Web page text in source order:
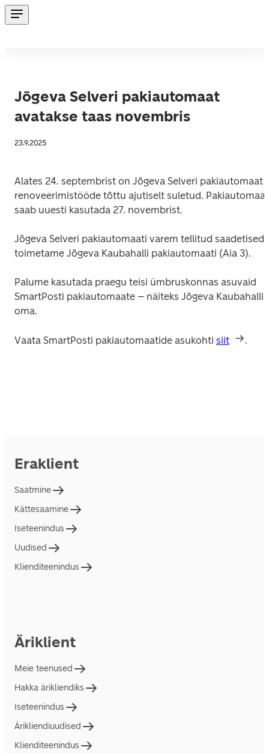
Jõgeva Selveri pakiautomaat
avatakse taas novembris
23.9.2025
Alates 24. septembrist on Jõgeva Selveri pakiautomaat
renoveerimistööde tõttu ajutiselt suletud.
saab uuesti kasutada 27. novembrist.
Jõgeva Selveri pakiautomaati varem tellitud saadetised
toimetame Jõgeva Kaubahalli pakiautomaati (Aia 3).
Palume kasutada praegu teisi ümbruskonnas asuvaid
SmartPosti pakiautomaate – näiteks Jõgeva Kaubahalli
oma.
Vaata SmartPosti pakiautomaatide asukohti siit .
Eraklient
Saatmine
Kättesaamine
Iseteenindus
Uudised
Klienditeenindus
Äriklient
Meie teenused
Hakka ärikliendiks
Iseteenindus
Ärikliendiuudised
Klienditeenindus